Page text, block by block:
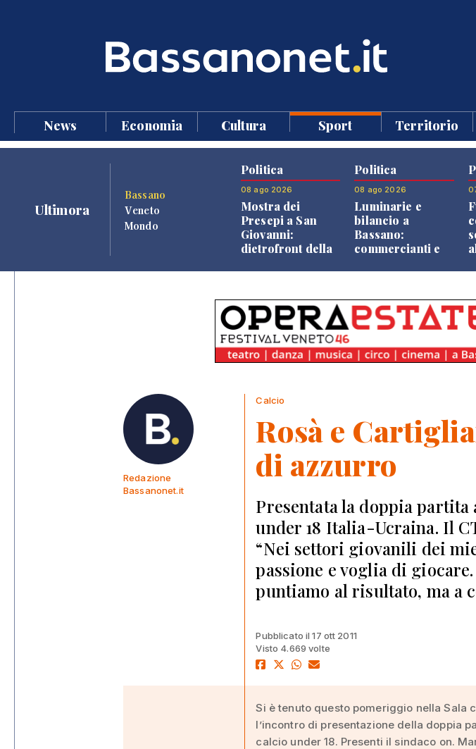
News Economia Cultura Sport Territorio
Ultimora
Bassano
Veneto
Mondo
Politica
08 ago 2026
Mostra dei
Presepi a San
Giovanni:
dietrofront della
Politica
08 ago 2026
Luminarie e
bilancio a
Bassano:
commercianti e
Redazione
Bassanonet.it
Calcio
Rosà e
di azzurro
Presentata la doppia
under 18 Italia-Ucraina. Il
“Nei settori giovanili dei
passione e voglia di
puntiamo al risultato, ma a
Pubblicato il 17 ott 2011
Visto 4.669 volte
Si è tenuto questo pomeriggio nella Sala
l’incontro di presentazione della doppia
calcio under 18. Presenti il sindaco on.